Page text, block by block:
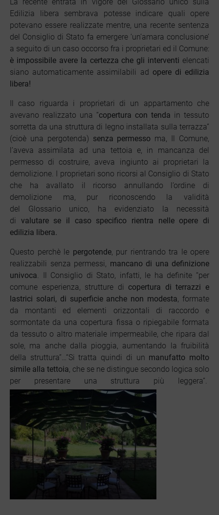
Edilizia libera sembrava potesse indicare quali opere
potevano essere realizzate mentre, una recente sentenza
del Consiglio di Stato fa emergere ‘un’amara conclusione’
a seguito di un caso occorso fra i proprietari ed il Comune:
è impossibile avere la certezza che gli interventi elencati
siano automaticamente assimilabili ad opere di edilizia
libera!
Il caso riguarda i proprietari di un appartamento che
avevano realizzato una “copertura con tenda in tessuto
sorretta da una struttura di legno installata sulla terrazza”
(cioè una pergotenda) senza permesso ma, Il Comune,
l’aveva assimilata ad una tettoia e, in mancanza del
permesso di costruire, aveva ingiunto ai proprietari la
demolizione. I proprietari sono ricorsi al Consiglio di Stato
che ha avallato il ricorso annullando l’ordine di
demolizione ma, pur riconoscendo la validità
del Glossario unico, ha evidenziato la necessità
di valutare se il caso specifico rientra nelle opere di
edilizia libera.
Questo perchè le pergotende, pur rientrando tra le opere
realizzabili senza permessi, mancano di una definizione
univoca. Il Consiglio di Stato, infatti, le ha definite “per
comune esperienza, strutture di copertura di terrazzi e
lastrici solari, di superficie anche non modesta, formate
da montanti ed elementi orizzontali di raccordo e
sormontate da una copertura fissa o ripiegabile formata
da tessuto o altro materiale impermeabile, che ripara dal
sole, ma anche dalla pioggia, aumentando la fruibilità
della struttura”…“Si tratta quindi di un manufatto molto
simile alla tettoia, che se ne distingue secondo logica solo
per presentare una struttura più leggera”.